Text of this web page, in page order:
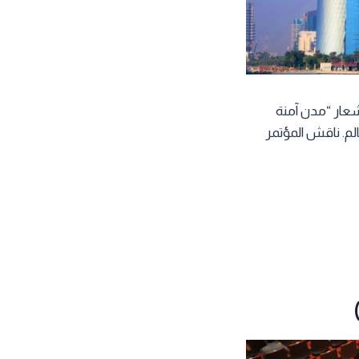
الخامسة عام 2019 تحت شعار “مدن آمنة
ناقش المؤتمر